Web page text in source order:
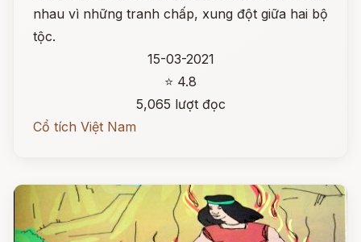
nhau vì những tranh chấp, xung đột giữa hai bộ
tộc.
15-03-2021
⭐ 4.8
5,065 lượt đọc
Cổ tích Việt Nam